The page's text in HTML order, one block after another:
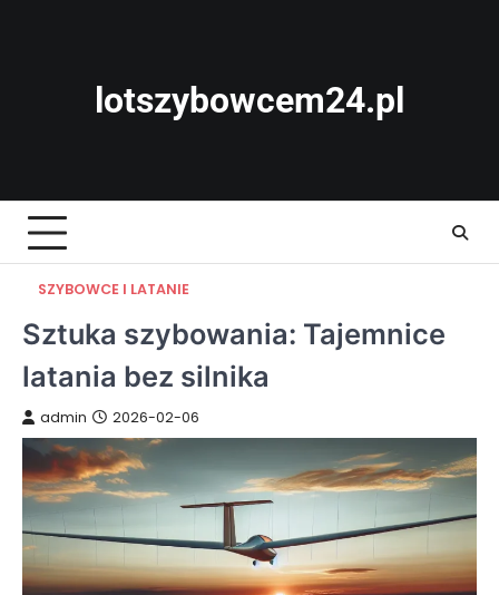
lotszybowcem24.pl
SZYBOWCE I LATANIE
Sztuka szybowania: Tajemnice
latania bez silnika
admin 2026-02-06